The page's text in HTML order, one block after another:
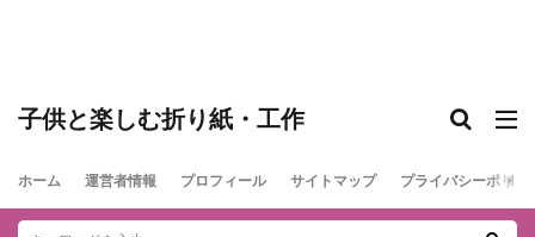
子供と楽しむ折り紙・工作
ホーム 運営者情報 プロフィール サイトマップ プライバシーポリシ